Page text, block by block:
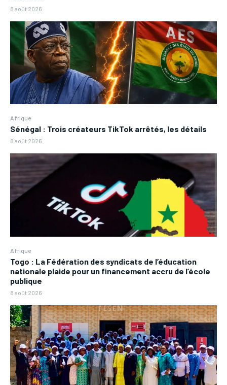
8 août 2026
Afrique
Sénégal : Trois créateurs TikTok arrêtés, les détails
8 août 2026
Afrique
Togo : La Fédération des syndicats de l’éducation
nationale plaide pour un financement accru de l’école
publique
8 août 2026